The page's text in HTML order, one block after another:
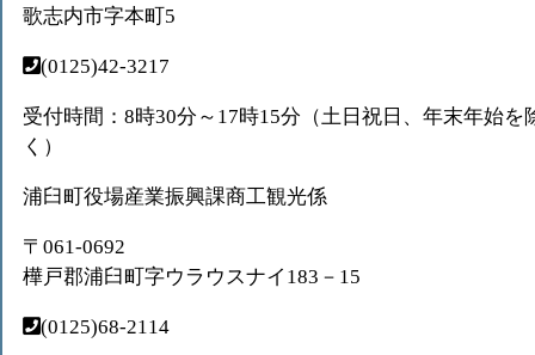
歌志内市字本町5
(0125)42-3217
受付時間：8時30分～17時15分（土日祝日、年末年始を
く）
浦臼町役場産業振興課商工観光係
〒061-0692
樺戸郡浦臼町字ウラウスナイ183－15
(0125)68-2114